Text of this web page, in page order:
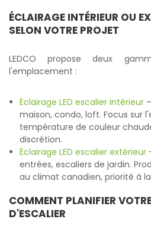
ÉCLAIRAGE INTÉRIEUR OU
SELON VOTRE PROJET
LEDCO propose deux
l'emplacement :
Éclairage LED escalier intérieur
maison, condo, loft. Focus sur
température de couleur
discrétion.
Éclairage LED escalier extérieur
entrées, escaliers de jardin.
au climat canadien, priorité à
COMMENT PLANIFIER
D'ESCALIER